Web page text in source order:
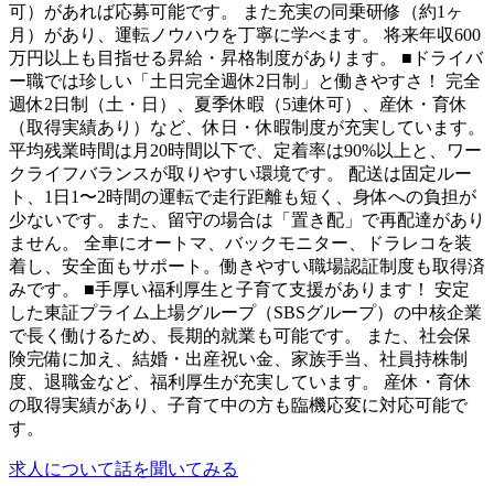
可）があれば応募可能です。 また充実の同乗研修（約1ヶ
月）があり、運転ノウハウを丁寧に学べます。 将来年収600
万円以上も目指せる昇給・昇格制度があります。 ■ドライバ
ー職では珍しい「土日完全週休2日制」と働きやすさ！ 完全
週休2日制（土・日）、夏季休暇（5連休可）、産休・育休
（取得実績あり）など、休日・休暇制度が充実しています。
平均残業時間は月20時間以下で、定着率は90%以上と、ワー
クライフバランスが取りやすい環境です。 配送は固定ルー
ト、1日1〜2時間の運転で走行距離も短く、身体への負担が
少ないです。また、留守の場合は「置き配」で再配達があり
ません。 全車にオートマ、バックモニター、ドラレコを装
着し、安全面もサポート。働きやすい職場認証制度も取得済
みです。 ■手厚い福利厚生と子育て支援があります！ 安定
した東証プライム上場グループ（SBSグループ）の中核企業
で長く働けるため、長期的就業も可能です。 また、社会保
険完備に加え、結婚・出産祝い金、家族手当、社員持株制
度、退職金など、福利厚生が充実しています。 産休・育休
の取得実績があり、子育て中の方も臨機応変に対応可能で
す。
求人について話を聞いてみる